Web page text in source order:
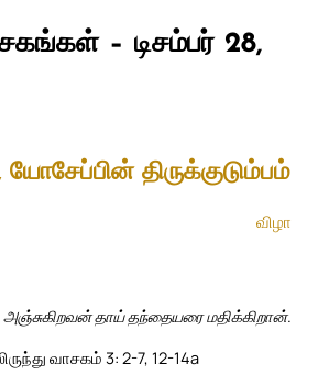
– டிசம்பர் 28,
யோசேப்பின் திருக்குடும்பம்
விழா
தாய் தந்தையரை மதிக்கிறான்.
வாசகம் 3: 2-7, 12-14a